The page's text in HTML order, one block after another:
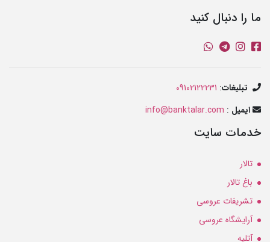
ما را دنبال کنید
تبلیغات:
09102122231
ایمیل :
info@banktalar.com
خدمات سایت
تالار
باغ تالار
تشریفات عروسی
آرایشگاه عروسی
آتلیه